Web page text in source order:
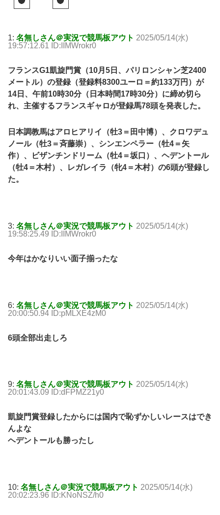
1: 名無しさん＠実況で競馬板アウト 2025/05/14(水)
19:57:12.61 ID:IIMWrokr0
フランスG1凱旋門賞（10月5日、パリロンシャン芝2400
メートル）の登録（登録料8300ユーロ＝約133万円）が
14日、午前10時30分（日本時間17時30分）に締め切ら
れ、主催するフランスギャロが登録馬78頭を発表した。
日本調教馬はアロヒアリイ（牡3＝田中博）、クロワデュ
ノール（牡3＝斉藤崇）、シンエンペラー（牡4＝矢
作）、ビザンチンドリーム（牡4＝坂口）、ヘデントール
（牡4＝木村）、レガレイラ（牝4＝木村）の6頭が登録し
た。
3: 名無しさん＠実況で競馬板アウト 2025/05/14(水)
19:58:25.49 ID:IIMWrokr0
今年はかなりいい面子揃ったな
6: 名無しさん＠実況で競馬板アウト 2025/05/14(水)
20:00:50.94 ID:pMLXE4zM0
6頭全部出走しろ
9: 名無しさん＠実況で競馬板アウト 2025/05/14(水)
20:01:43.09 ID:dFPMZ21y0
凱旋門賞登録したからには国内で恥ずかしいレースはでき
んよな
ヘデントールも勝ったし
10: 名無しさん＠実況で競馬板アウト 2025/05/14(水)
20:02:23.96 ID:KNoNSZ/h0